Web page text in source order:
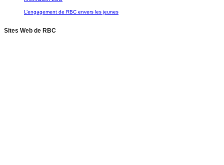
L’engagement de RBC envers les jeunes
Sites Web de RBC